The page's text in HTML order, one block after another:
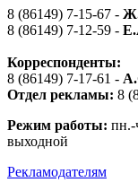
8 (86149) 7-15-67 -
8 (86149) 7-12-59 -
Корреспонденты:
8 (86149) 7-17-61 -
Отдел рекламы: 8
Режим работы: пн.-
выходной
Рекламодателям